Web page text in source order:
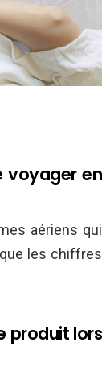
voyager en
aériens qui
les chiffres
produit lors